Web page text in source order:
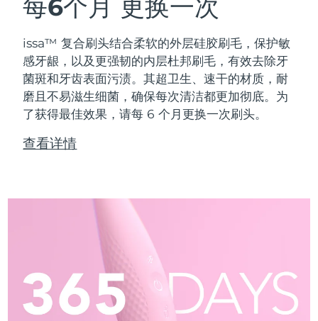
每6个月 更换一次
issa™ 复合刷头结合柔软的外层硅胶刷毛，保护敏
感牙龈，以及更强韧的内层杜邦刷毛，有效去除牙
菌斑和牙齿表面污渍。其超卫生、速干的材质，耐
磨且不易滋生细菌，确保每次清洁都更加彻底。为
了获得最佳效果，请每 6 个月更换一次刷头。
查看详情